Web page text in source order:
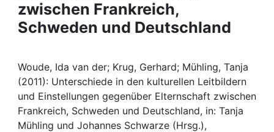
Institutions
My FIS
Help
zwischen Frankreich,
Schweden und Deutschland
Woude, Ida van der; Krug, Gerhard; Mühling, Tanja
(2011): Unterschiede in den kulturellen Leitbildern
und Einstellungen gegenüber Elternschaft zwischen
Frankreich, Schweden und Deutschland, in: Tanja
Mühling und Johannes Schwarze (Hrsg.),